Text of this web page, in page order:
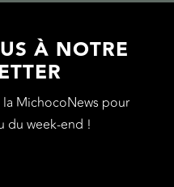
À NOTRE
la MichocoNews pour
du week-end !